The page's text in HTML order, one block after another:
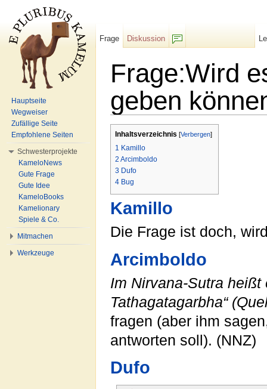
Frage:Wird
geben
Inhaltsverzeichnis [Verbergen]
1 Kamillo
2 Arcimboldo
3 Dufo
4 Bug
Kamillo
Die Frage ist doch,
Arcimboldo
Im Nirvana-Sutra
Tathagatagarbha“
fragen (aber ihm
antworten soll). (NNZ)
Dufo
Frage
Diskussion
Hauptseite
Wegweiser
Zufällige Seite
Empfohlene Seiten
Schwesterprojekte
KameloNews
Gute Frage
Gute Idee
KameloBooks
Kamelionary
Spiele & Co.
Mitmachen
Werkzeuge